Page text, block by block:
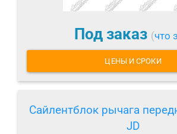
Под заказ (что
ЦЕНЫ И СРОКИ
Сайлентблок рычага
JD